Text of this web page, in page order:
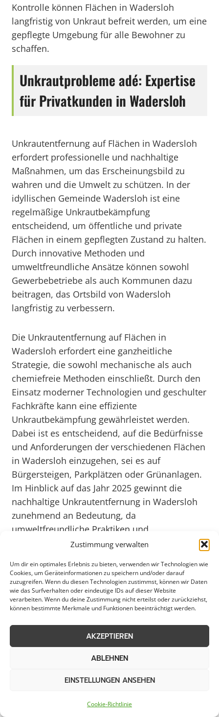
Zustimmung verwalten
Um dir ein optimales Erlebnis zu bieten, verwenden wir Technologien wie
Cookies, um Geräteinformationen zu speichern und/oder darauf
zuzugreifen. Wenn du diesen Technologien zustimmst, können wir Daten
wie das Surfverhalten oder eindeutige IDs auf dieser Website
verarbeiten. Wenn du deine Zustimmung nicht erteilst oder zurückziehst,
können bestimmte Merkmale und Funktionen beeinträchtigt werden.
AKZEPTIEREN
ABLEHNEN
EINSTELLUNGEN ANSEHEN
Cookie-Richtlinie
Kontrolle können Flächen in Wadersloh
langfristig von Unkraut befreit werden, um eine
gepflegte Umgebung für alle Bewohner zu
schaffen.
Unkrautprobleme adé: Expertise
für Privatkunden in Wadersloh
Unkrautentfernung auf Flächen in Wadersloh
erfordert professionelle und nachhaltige
Maßnahmen, um das Erscheinungsbild zu
wahren und die Umwelt zu schützen. In der
idyllischen Gemeinde Wadersloh ist eine
regelmäßige Unkrautbekämpfung
entscheidend, um öffentliche und private
Flächen in einem gepflegten Zustand zu halten.
Durch innovative Methoden und
umweltfreundliche Ansätze können sowohl
Gewerbebetriebe als auch Kommunen dazu
beitragen, das Ortsbild von Wadersloh
langfristig zu verbessern.
Die Unkrautentfernung auf Flächen in
Wadersloh erfordert eine ganzheitliche
Strategie, die sowohl mechanische als auch
chemiefreie Methoden einschließt. Durch den
Einsatz moderner Technologien und geschulter
Fachkräfte kann eine effiziente
Unkrautbekämpfung gewährleistet werden.
Dabei ist es entscheidend, auf die Bedürfnisse
und Anforderungen der verschiedenen Flächen
in Wadersloh einzugehen, sei es auf
Bürgersteigen, Parkplätzen oder Grünanlagen.
Im Hinblick auf das Jahr 2025 gewinnt die
nachhaltige Unkrautentfernung in Wadersloh
zunehmend an Bedeutung, da
umweltfreundliche Praktiken und
Ressourcenschonung immer stärker in den
regelmäßiger Kontrolle können sowohl Städte
als auch private Haushalte dazu beitragen,
dass Wadersloh seine natürliche Schönheit
bewahrt und gleichzeitig ökologische
Standards erfüllt.
Professionelle Unkrautentfernung
für Städte in der Umgebung von